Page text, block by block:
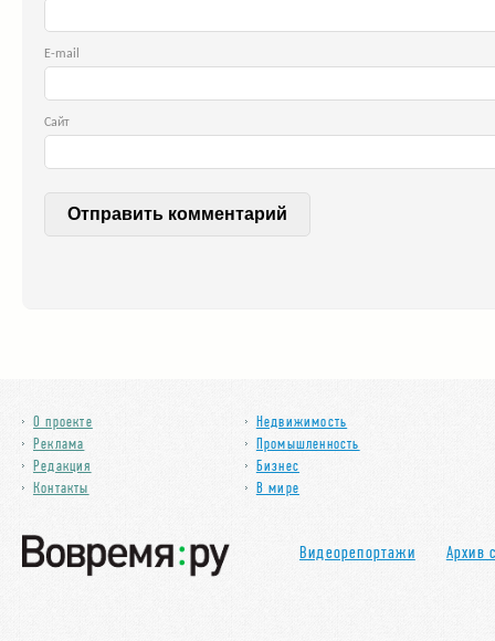
E-
Сайт
О проекте
Реклама
Редакция
Контакты
Недвижимость
Промышленность
Бизнес
В мире
Видеорепортажи Архив